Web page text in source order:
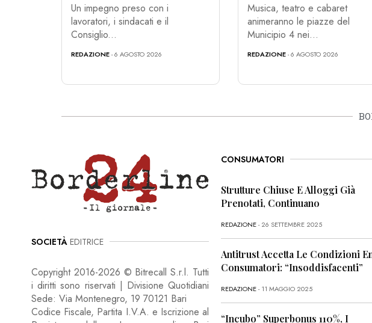
Un impegno preso con i
lavoratori, i sindacati e il
Consiglio...
REDAZIONE- 6 AGOSTO 2026
Musica, teatro e cabaret
animeranno le piazze del
Municipio 4 nei...
REDAZIONE- 6 AGOSTO 2026
SOCIETÀ EDITRICE
Copyright 2016-2026 © Bitrecall S.r.l. Tutti
i diritti sono riservati | Divisione Quotidiani
Sede: Via Montenegro, 19 70121 Bari
Codice Fiscale, Partita I.V.A. e Iscrizione al
CONSUMATORI
Strutture Chiuse E Alloggi Già
Prenotati, Continuano
REDAZIONE- 26 SETTEMBRE 2025
Antitrust Accetta Le Condizioni
Consumatori: “Insoddisfacenti”
REDAZIONE- 11 MAGGIO 2025
“Incubo” Superbonus 110%, I